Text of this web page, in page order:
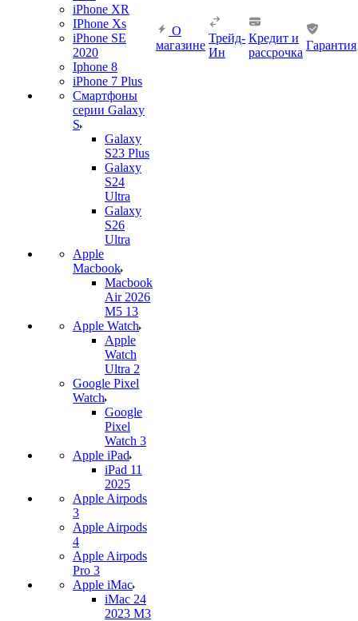
iPhone XR
IPhone Xs
iPhone SE
2020
Iphone 8
iPhone 7 Plus
Смартфоны
серии Galaxy
S
Galaxy
S23 Plus
Galaxy
S24
Ultra
Galaxy
S26
Ultra
Apple
Macbook
Macbook
Air 2026
M5 13
Apple Watch
Apple
Watch
Ultra 2
Google Pixel
Watch
Google
Pixel
Watch 3
Apple iPad
iPad 11
2025
Apple Airpods
3
Apple Airpods
4
Apple Airpods
Pro 3
Apple iMac
iMac 24
2023 M3
О
магазине
Трейд-
Ин
Кредит и
рассрочка
Гарантия